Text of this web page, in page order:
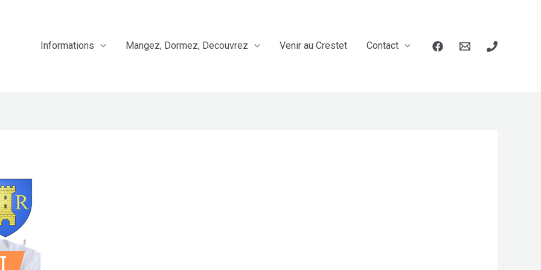
Informations Mangez, Dormez, Decouvrez Venir au Crestet Contact